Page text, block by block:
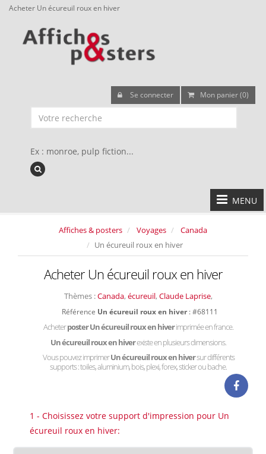
Acheter Un écureuil roux en hiver
Se connecter Mon panier (0)
Ex : monroe, pulp fiction...
MENU
Affiches & posters Voyages
Canada
Un écureuil roux en hiver
Acheter Un écureuil roux en hiver
Thèmes :Canada, écureuil, Claude Laprise,
Référence Un écureuil roux en hiver: #68111
Acheterposter Un écureuil roux en hiverimprimée en france.
Un écureuil roux en hiverexiste en plusieurs dimensions.
Vous pouvez imprimerUn écureuil roux en hiversur différents
supports : toiles, aluminium, bois, plexi, forex, sticker ou bache.
1 - Choisissez votre support d'impression pour Un
écureuil roux en hiver: